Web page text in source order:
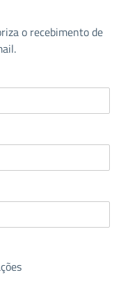
o recebimento de